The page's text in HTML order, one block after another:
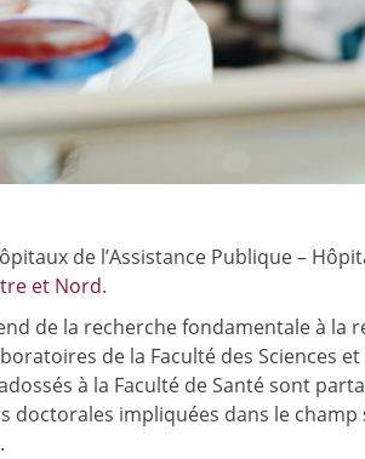
de l’Assistance Publique –
et Nord.
de la recherche fondamentale à
de la Faculté des Sciences et
à la Faculté de Santé sont
doctorales impliquées dans le